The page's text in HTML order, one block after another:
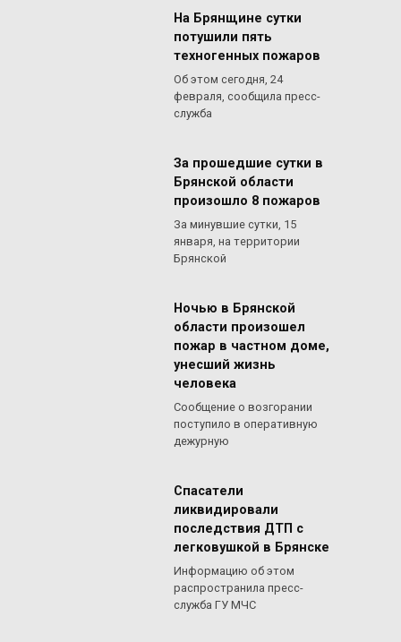
На Брянщине сутки
потушили пять
техногенных пожаров
Об этом сегодня, 24
февраля, сообщила пресс-
служба
За прошедшие сутки в
Брянской области
произошло 8 пожаров
За минувшие сутки, 15
января, на территории
Брянской
Ночью в Брянской
области произошел
пожар в частном доме,
унесший жизнь
человека
Сообщение о возгорании
поступило в оперативную
дежурную
Спасатели
ликвидировали
последствия ДТП с
легковушкой в Брянске
Информацию об этом
распространила пресс-
служба ГУ МЧС